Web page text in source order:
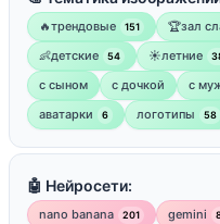
🔥трендовые 151 🏆зал
👶детские 54 ☀️летние
с сыном
с дочкой с
аватарки 6 логотипы 58
🤖 Нейросети:
nano banana 201 gemini